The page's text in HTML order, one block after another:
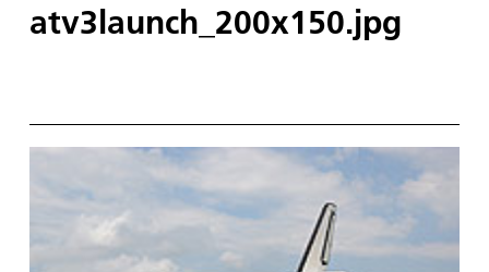
atv3launch_200x150.jpg